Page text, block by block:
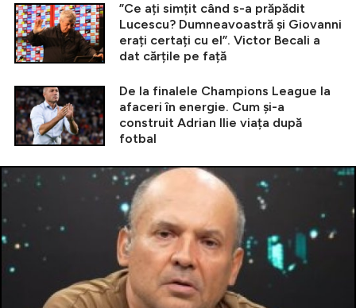
”Ce ați simțit când s-a prăpădit
Lucescu? Dumneavoastră și Giovanni
erați certați cu el”. Victor Becali a
dat cărțile pe față
De la finalele Champions League la
afaceri în energie. Cum și-a
construit Adrian Ilie viața după
fotbal